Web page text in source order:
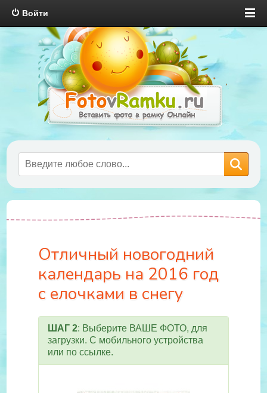
Войти
Отличный новогодний
календарь на 2016 год
с елочками в снегу
ШАГ 2: Выберите ВАШЕ ФОТО, для
загрузки. С мобильного устройства
или по ссылке.